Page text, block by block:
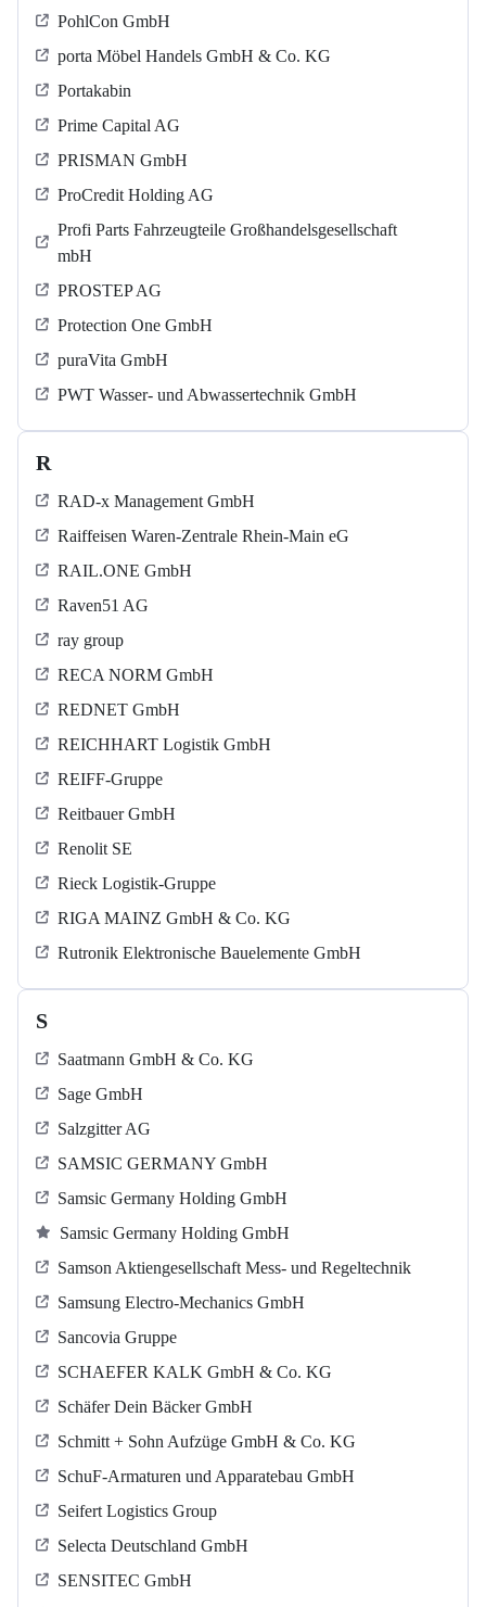
PohlCon GmbH
porta Möbel Handels GmbH & Co. KG
Portakabin
Prime Capital AG
PRISMAN GmbH
ProCredit Holding AG
Profi Parts Fahrzeugteile Großhandelsgesellschaft
mbH
PROSTEP AG
Protection One GmbH
puraVita GmbH
PWT Wasser- und Abwassertechnik GmbH
R
RAD-x Management GmbH
Raiffeisen Waren-Zentrale Rhein-Main eG
RAIL.ONE GmbH
Raven51 AG
ray group
RECA NORM GmbH
REDNET GmbH
REICHHART Logistik GmbH
REIFF-Gruppe
Reitbauer GmbH
Renolit SE
Rieck Logistik-Gruppe
RIGA MAINZ GmbH & Co. KG
Rutronik Elektronische Bauelemente GmbH
S
Saatmann GmbH & Co. KG
Sage GmbH
Salzgitter AG
SAMSIC GERMANY GmbH
Samsic Germany Holding GmbH
Samsic Germany Holding GmbH
Samson Aktiengesellschaft Mess- und Regeltechnik
Samsung Electro-Mechanics GmbH
Sancovia Gruppe
SCHAEFER KALK GmbH & Co. KG
Schäfer Dein Bäcker GmbH
Schmitt + Sohn Aufzüge GmbH & Co. KG
SchuF-Armaturen und Apparatebau GmbH
Seifert Logistics Group
Selecta Deutschland GmbH
SENSITEC GmbH